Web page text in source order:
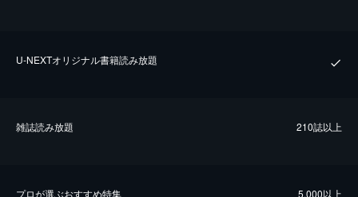
U-NEXTオリジナル書籍読み放題
雑誌読み放題 210誌以上
プロが選ぶおすすめ特集 5,000以上